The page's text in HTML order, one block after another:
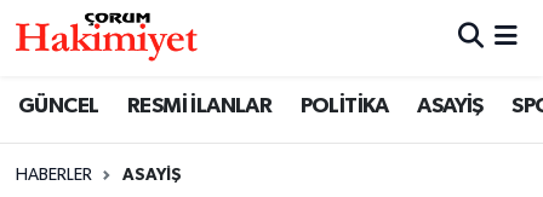
GÜNCEL RESMİ İLANLAR POLİTİKA ASAYİŞ
HABERLER ASAYİŞ
Nöbetçi Eczaneler